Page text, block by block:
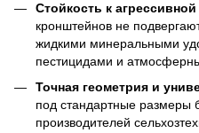
Стойкость к
кронштейнов не
жидкими минеральными
пестицидами и
Точная геометрия и
под стандартные размеры
производителей